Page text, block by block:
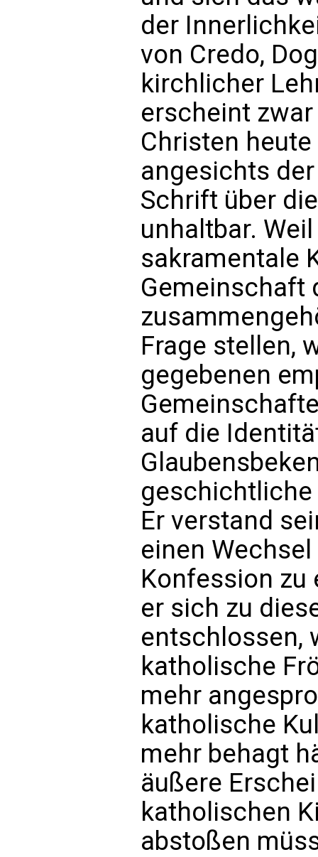
der
von Credo,
kirchlicher
erscheint
Christen
angesichts
Schrift über
unhaltbar.
sakramentale
Gemeinschaft
Frage stellen,
gegebenen
auf die
Er verstand
einen
Konfession zu
er sich zu
entschlossen,
katholische
mehr
katholische
mehr behagt
äußere
katholischen
abstoßen